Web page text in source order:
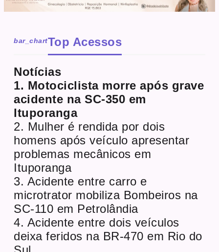
bar_chartTop Acessos
Notícias
1. Motociclista morre após grave
acidente na SC-350 em
Ituporanga
2. Mulher é rendida por dois
homens após veículo apresentar
problemas mecânicos em
Ituporanga
3. Acidente entre carro e
microtrator mobiliza Bombeiros na
SC-110 em Petrolândia
4. Acidente entre dois veículos
deixa feridos na BR-470 em Rio do